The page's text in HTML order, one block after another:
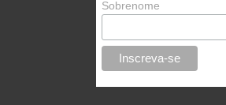
Sobrenome